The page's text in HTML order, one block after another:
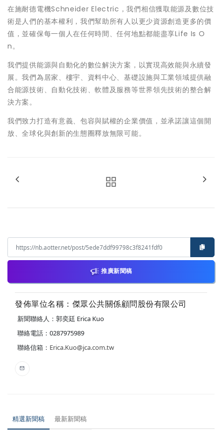
在施耐德電機Schneider Electric，我們相信獲取能源及數位技
術是人們的基本權利，我們幫助所有人以更少資源創造更多的價
值，並確保每一個人在任何時間、任何地點都能盡享Life Is O
n。
我們提供能源與自動化的數位解決方案，以實現高效能與永續發
展。我們為居家、樓宇、資料中心、基礎設施與工業領域提供融
合能源技術、自動化技術、軟體及服務等世界領先技術的整合解
決方案。
我們致力打造有意義、包容與賦權的企業價值，並承諾讓這個開
放、全球化與創新的生態圈釋放無限可能。
推廣新聞稿
發佈單位名稱：傑眾公共關係顧問股份有限公司
新聞聯絡人：郭奕廷 Erica Kuo
聯絡電話：0287975989
聯絡信箱： Erica.Kuo@jca.com.tw
精選新聞稿 最新新聞稿